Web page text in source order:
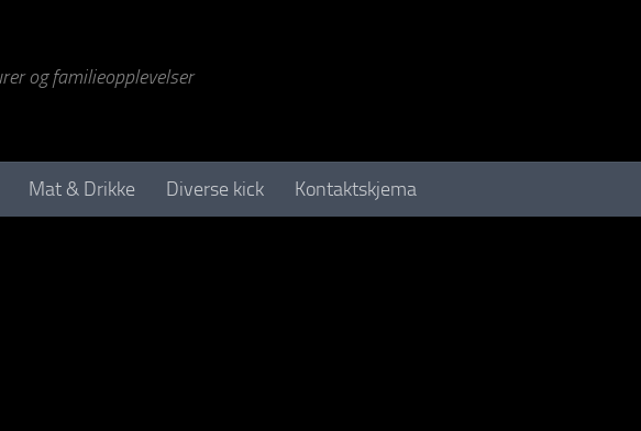
og familieopplevelser
Mat & Drikke Diverse kick Kontaktskjema